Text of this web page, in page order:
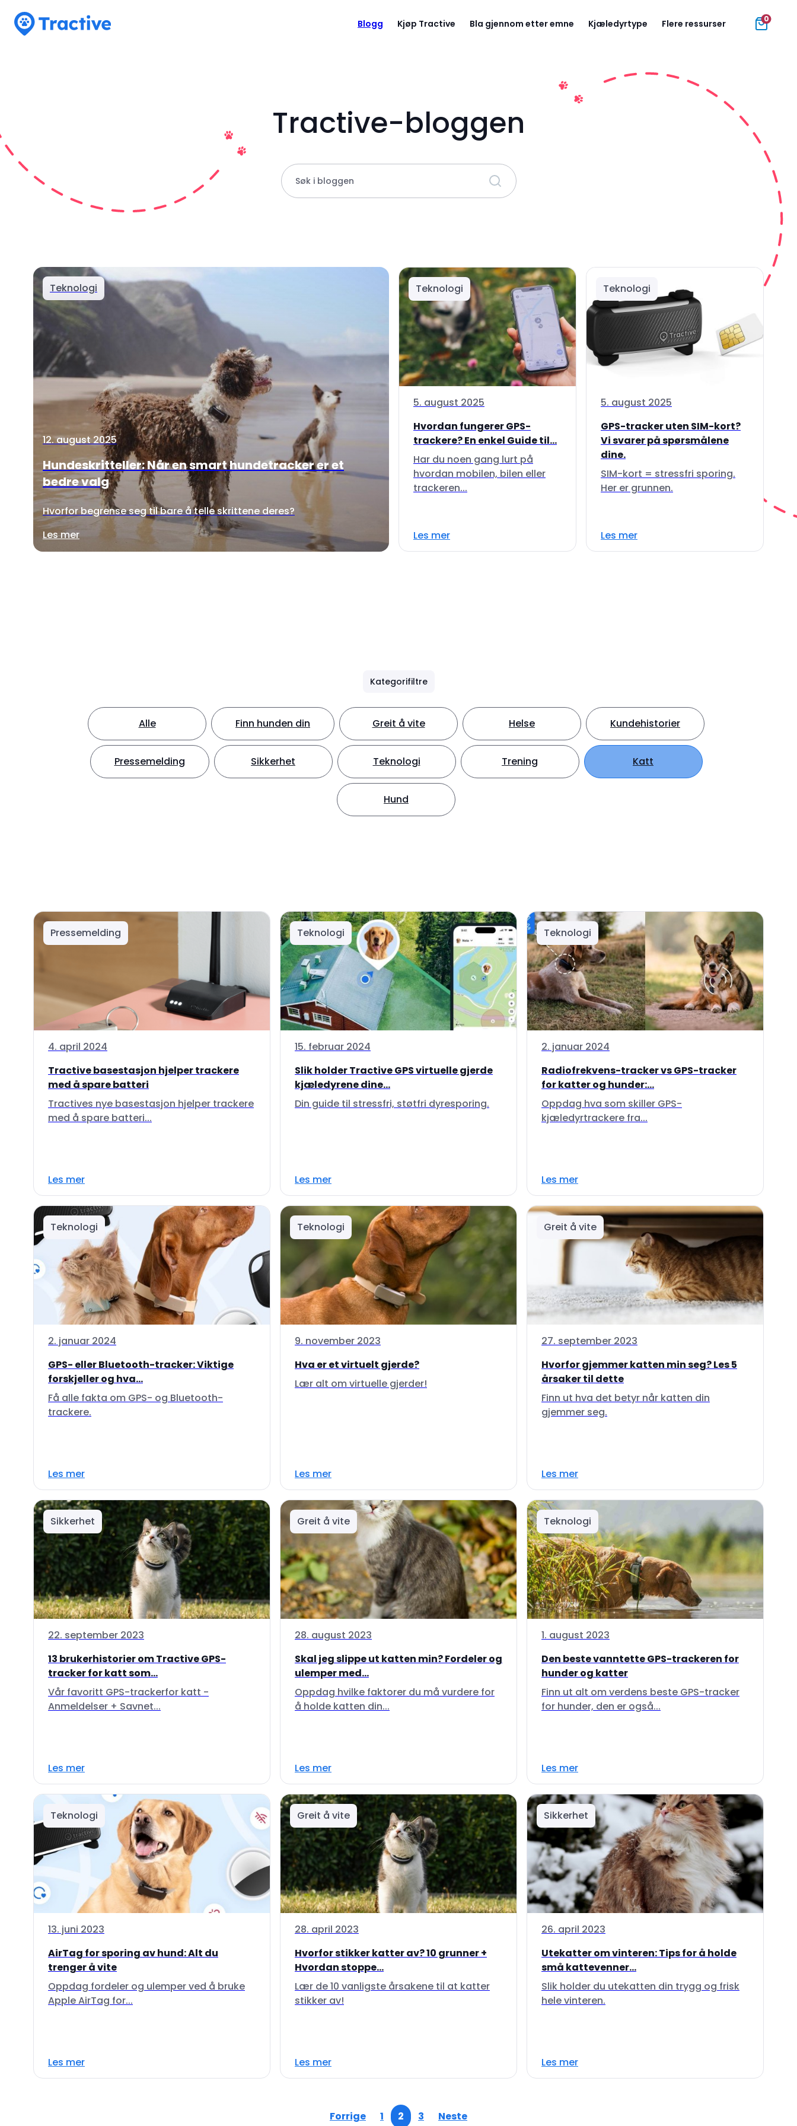
Blogg Kjøp Tractive Bla gjennom etter emne Kjæledyrtype Flere ressurser 0
Tractive-bloggen
Søk i bloggen
Teknologi
12. august 2025
Hundeskritteller: Når en smart hundetracker er et
bedre valg
Hvorfor begrense seg til bare å telle skrittene deres?
Les mer
Teknologi
5. august 2025
Hvordan fungerer GPS-
trackere? En enkel Guide til...
Har du noen gang lurt på
hvordan mobilen, bilen eller
trackeren...
Les mer
Teknologi
5. august 2025
GPS-tracker uten SIM-kort?
Vi svarer på spørsmålene
dine.
SIM-kort = stressfri sporing.
Her er grunnen.
Les mer
Kategorifiltre
Alle Finn hunden din Greit å vite Helse Kundehistorier
Pressemelding Sikkerhet Teknologi Trening Katt
Hund
Pressemelding
4. april 2024
Tractive basestasjon hjelper trackere
med å spare batteri
Tractives nye basestasjon hjelper trackere
med å spare batteri...
Les mer
Teknologi
15. februar 2024
Slik holder Tractive GPS virtuelle gjerde
kjæledyrene dine...
Din guide til stressfri, støtfri dyresporing.
Les mer
Teknologi
2. januar 2024
Radiofrekvens-tracker vs GPS-tracker
for katter og hunder:...
Oppdag hva som skiller GPS-
kjæledyrtrackere fra...
Les mer
Teknologi
2. januar 2024
GPS- eller Bluetooth-tracker: Viktige
forskjeller og hva...
Få alle fakta om GPS- og Bluetooth-
trackere.
Les mer
Teknologi
9. november 2023
Hva er et virtuelt gjerde?
Lær alt om virtuelle gjerder!
Les mer
Greit å vite
27. september 2023
Hvorfor gjemmer katten min seg? Les 5
årsaker til dette
Finn ut hva det betyr når katten din
gjemmer seg.
Les mer
Sikkerhet
22. september 2023
13 brukerhistorier om Tractive GPS-
tracker for katt som...
Vår favoritt GPS-trackerfor katt -
Anmeldelser + Savnet...
Les mer
Greit å vite
28. august 2023
Skal jeg slippe ut katten min? Fordeler og
ulemper med...
Oppdag hvilke faktorer du må vurdere for
å holde katten din...
Les mer
Teknologi
1. august 2023
Den beste vanntette GPS-trackeren for
hunder og katter
Finn ut alt om verdens beste GPS-tracker
for hunder, den er også...
Les mer
Teknologi
13. juni 2023
AirTag for sporing av hund: Alt du
trenger å vite
Oppdag fordeler og ulemper ved å bruke
Apple AirTag for...
Les mer
Greit å vite
28. april 2023
Hvorfor stikker katter av? 10 grunner +
Hvordan stoppe...
Lær de 10 vanligste årsakene til at katter
stikker av!
Les mer
Sikkerhet
26. april 2023
Utekatter om vinteren: Tips for å holde
små kattevenner...
Slik holder du utekatten din trygg og frisk
hele vinteren.
Les mer
Forrige 1 2 3 Neste